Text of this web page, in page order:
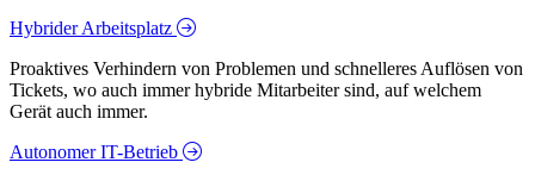
Hybrider Arbeitsplatz
Proaktives Verhindern von Problemen und schnelleres Auflösen von
Tickets, wo auch immer hybride Mitarbeiter sind, auf welchem
Gerät auch immer.
Autonomer IT-Betrieb